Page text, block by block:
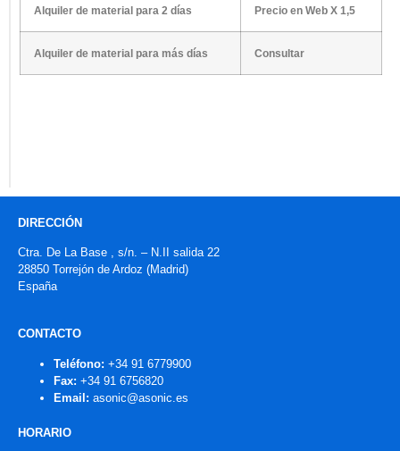
Alquiler de material para 2 días Precio en Web X 1,5
Alquiler de material para más días Consultar
DIRECCIÓN
Ctra. De La Base , s/n. – N.II salida 22
28850 Torrejón de Ardoz (Madrid)
España
CONTACTO
Teléfono: +34 91 6779900
Fax: +34 91 6756820
Email: asonic@asonic.es
HORARIO